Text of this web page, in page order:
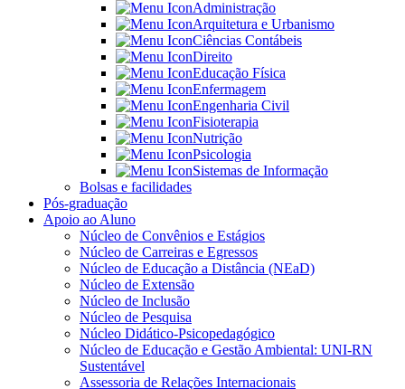
Administração
Arquitetura e Urbanismo
Ciências Contábeis
Direito
Educação Física
Enfermagem
Engenharia Civil
Fisioterapia
Nutrição
Psicologia
Sistemas de Informação
Bolsas e facilidades
Pós-graduação
Apoio ao Aluno
Núcleo de Convênios e Estágios
Núcleo de Carreiras e Egressos
Núcleo de Educação a Distância (NEaD)
Núcleo de Extensão
Núcleo de Inclusão
Núcleo de Pesquisa
Núcleo Didático-Psicopedagógico
Núcleo de Educação e Gestão Ambiental: UNI-RN
Sustentável
Assessoria de Relações Internacionais